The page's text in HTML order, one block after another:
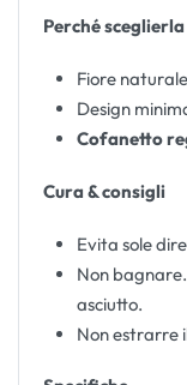
Perché sceglierla
Fiore
Design
Cofanetto
Cura & consigli
Evita sole
Non
asciutto.
Non estrarre